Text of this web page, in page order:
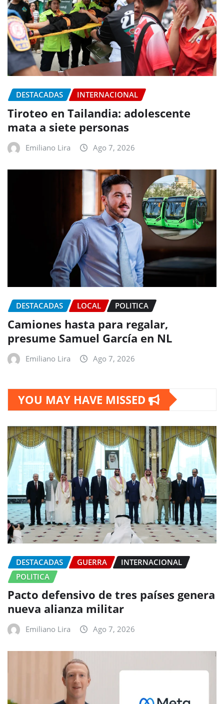
DESTACADAS INTERNACIONAL
Tiroteo en Tailandia: adolescente
mata a siete personas
Emiliano Lira Ago 7, 2026
DESTACADAS LOCAL POLITICA
Camiones hasta para regalar,
presume Samuel García en NL
Emiliano Lira Ago 7, 2026
YOU MAY HAVE MISSED
DESTACADAS GUERRA
INTERNACIONAL
POLITICA
Pacto defensivo de tres países genera
nueva alianza militar
Emiliano Lira Ago 7, 2026